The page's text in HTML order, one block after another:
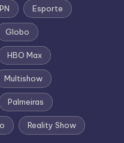
Esporte
Globo
HBO Max
Multishow
Palmeiras
Reality Show